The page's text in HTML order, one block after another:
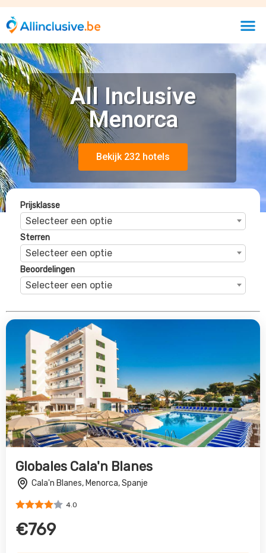
Selecteer een optie
Beoordelingen
Selecteer een optie
Globales Cala'n Blanes
Cala'n Blanes, Menorca, Spanje
4.0
Bekijk Deal
Torreblanca Hotel
Fuengirola, Costa del Sol, Spanje